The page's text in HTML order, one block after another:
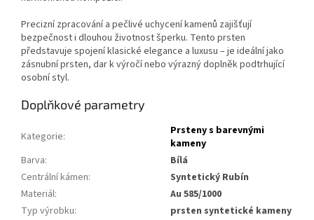
Precizní zpracování a pečlivé uchycení kamenů zajišťují
bezpečnost i dlouhou životnost šperku. Tento prsten
představuje spojení klasické elegance a luxusu – je ideální jako
zásnubní prsten, dar k výročí nebo výrazný doplněk podtrhující
osobní styl.
Doplňkové parametry
Kategorie:
Prsteny s barevnými
kameny
Barva:
Bílá
Centrální kámen:
Syntetický Rubín
Materiál:
Au 585/1000
Typ výrobku:
prsten syntetické kameny